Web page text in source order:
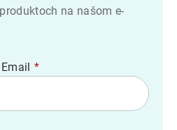
na našom e-
Email